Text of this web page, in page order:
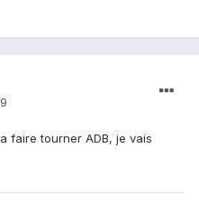
faire tourner ADB, je vais